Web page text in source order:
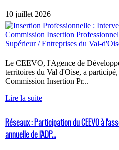
10 juillet 2026
Le CEEVO, l'Agence de
territoires du Val d'Oise, a
Commission Insertion Pr...
Lire la suite
Réseaux : Participation du CEEVO à
annuelle de l'ADP...